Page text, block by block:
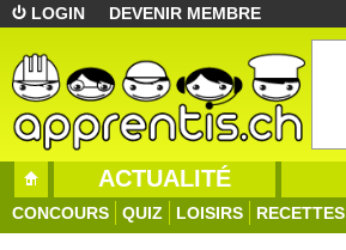
LOGIN DEVENIR MEMBRE
ACTUALITÉ
CONCOURS QUIZ LOISIRS RECETTES